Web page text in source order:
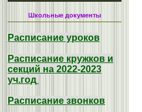
Школьные документы
Расписание уроков
Расписание кружков и
секций на 2022-2023
уч.год
Расписание звонков